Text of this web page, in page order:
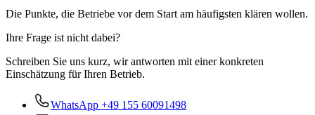
Die Punkte, die Betriebe vor dem Start am häufigsten klären wollen.
Ihre Frage ist nicht dabei?
Schreiben Sie uns kurz, wir antworten mit einer konkreten
Einschätzung für Ihren Betrieb.
WhatsApp +49 155 60091498